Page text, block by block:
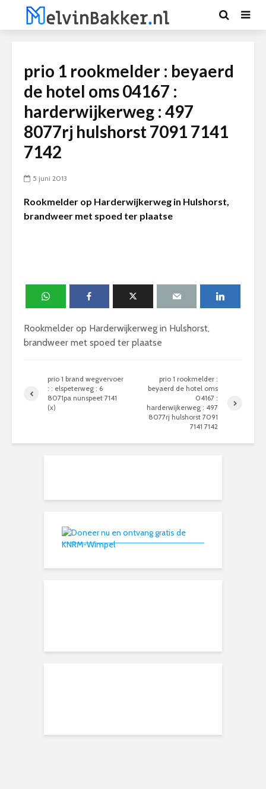
prio 1 rookmelder : beyaerd
de hotel oms 04167 :
harderwijkerweg : 497
8077rj hulshorst 7091 7141
7142
5 juni 2013
Rookmelder op Harderwijkerweg in Hulshorst,
brandweer met spoed ter plaatse
Rookmelder op Harderwijkerweg in Hulshorst,
brandweer met spoed ter plaatse
prio 1 brand wegvervoer
: : elspeterweg : 6
8071pa nunspeet 7141
(x)
prio 1 rookmelder :
beyaerd de hotel oms
04167 :
harderwijkerweg : 497
8077rj hulshorst 7091
7141 7142